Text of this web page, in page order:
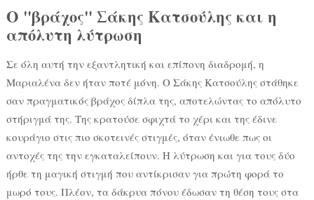
Ο "βράχος" Σάκης Κατσούλης και η
απόλυτη λύτρωση
Σε όλη αυτή την εξαντλητική και επίπονη διαδρομή, η
Μαριαλένα δεν ήταν ποτέ μόνη. Ο Σάκης Κατσούλης στάθηκε
σαν πραγματικός βράχος δίπλα της, αποτελώντας το απόλυτο
στήριγμά της. Της κρατούσε σφιχτά το χέρι και της έδινε
κουράγιο στις πιο σκοτεινές στιγμές, όταν ένιωθε πως οι
αντοχές της την εγκαταλείπουν. Η λύτρωση και για τους δύο
ήρθε τη μαγική στιγμή που αντίκρισαν για πρώτη φορά το
μωρό τους. Πλέον, τα δάκρυα πόνου έδωσαν τη θέση τους στα